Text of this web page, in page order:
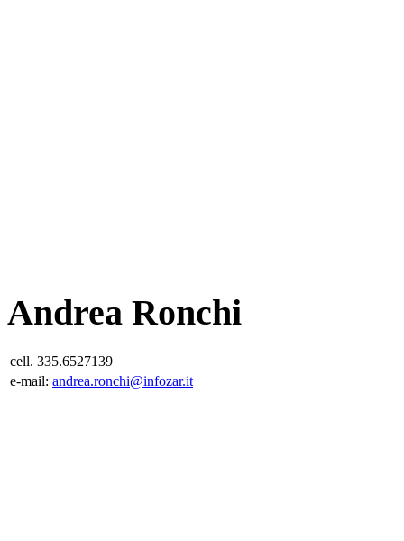
Andrea Ronchi
cell. 335.6527139
e-mail: andrea.ronchi@infozar.it